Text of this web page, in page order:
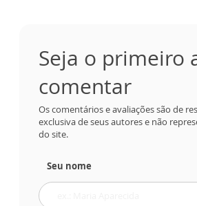
Seja o primeiro
comentar
Os comentários e avaliações são de
exclusiva de seus autores e não
do site.
Seu nome